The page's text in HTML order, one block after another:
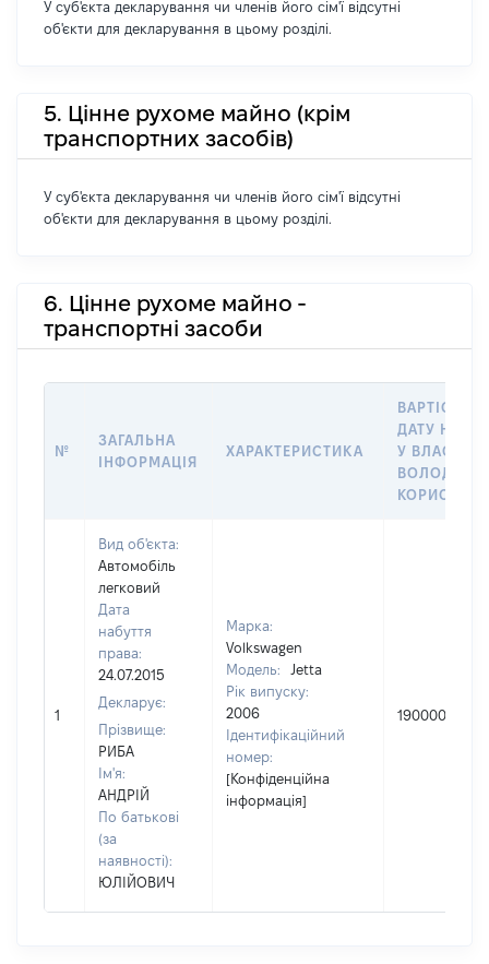
У суб'єкта декларування чи членів його сім'ї відсутні
об'єкти для декларування в цьому розділі.
5. Цінне рухоме майно (крім
транспортних засобів)
У суб'єкта декларування чи членів його сім'ї відсутні
об'єкти для декларування в цьому розділі.
6. Цінне рухоме майно -
транспортні засоби
№
ЗАГАЛЬНА
ІНФОРМАЦІЯ
ХАРАКТЕРИСТИКА
ВАРТІСТЬ
ДАТУ
У
1
Вид об'єкта:
Автомобіль
легковий
Дата
набуття
права:
24.07.2015
Декларує:
Прізвище:
РИБА
Ім'я:
АНДРІЙ
По батькові
(за
наявності):
ЮЛІЙОВИЧ
Марка:
Volkswagen
Модель:
Jetta
Рік випуску:
2006
Ідентифікаційний
номер:
[Конфіденційна
інформація]
190000